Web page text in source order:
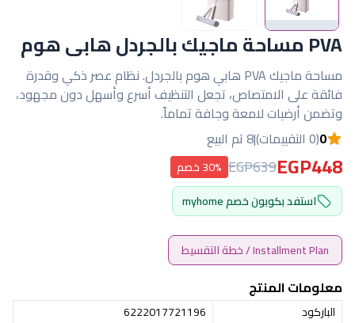
PVA مساحة ماجيك بالجردل هابى هوم
مساحة ماجيك PVA هابي هوم بالجردل. نظام عصر ذكي وقدرة
فائقة على الامتصاص، تجعل التنظيف أسرع وأسهل دون مجهود،
وتضمن أرضيات لامعة وجافة تماماً.
0(0 التقييمات) |8 تم البيع
EGP448
EGP639 30% خصم
استفد بكوبون خصم myhome
Installment Plan / خطة التقسيط
معلومات المنتج
الباركود
6222017721196